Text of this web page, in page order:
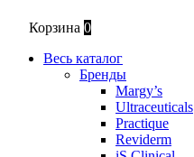
Корзина 0
Весь каталог
Бренды
Margy’s
Ultraceuticals
Practique
Reviderm